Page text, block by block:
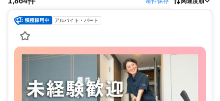
アルバイト・パート